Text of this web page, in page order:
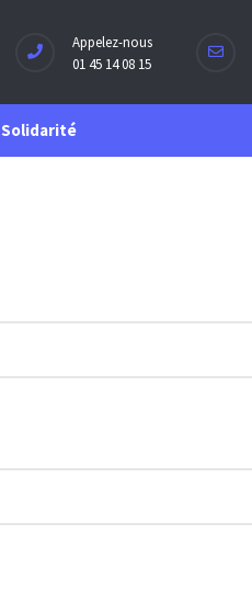
Appelez-nous
01 45 14 08 15
Solidarité